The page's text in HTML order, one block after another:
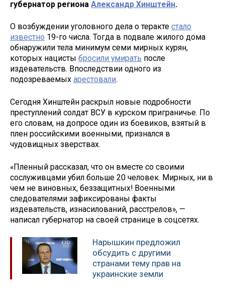
губернатор региона Александр Хинштейн.
О возбуждении уголовного дела о теракте стало
известно 19-го числа. Тогда в подвале жилого дома
обнаружили тела минимум семи мирных курян,
которых нацисты бросили умирать после
издевательств. Впоследствии одного из
подозреваемых арестовали.
Сегодня Хинштейн раскрыл новые подробности
преступлений солдат ВСУ в курском приграничье. По
его словам, на допросе один из боевиков, взятый в
плен российскими военными, признался в
чудовищных зверствах.
«Пленный рассказал, что он вместе со своими
сослуживцами убил больше 20 человек. Мирных, ни в
чем не виновных, беззащитных! Военными
следователями зафиксированы факты
издевательств, изнасилований, расстрелов», —
написал губернатор на своей странице в соцсетях.
Нарышкин предложил
обсудить с другими
странами тему прав на
украинские земли